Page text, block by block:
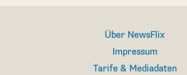
Über NewsFlix
Impressum
Tarife & Mediadaten